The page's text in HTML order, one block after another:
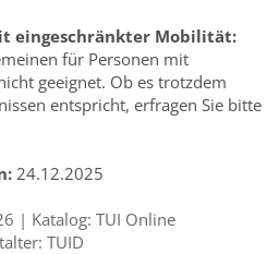
eingeschränkter Mobilität:
für Personen mit
geeignet. Ob es trotzdem
entspricht, erfragen Sie bitte
24.12.2025
| Katalog: TUI Online
TUID